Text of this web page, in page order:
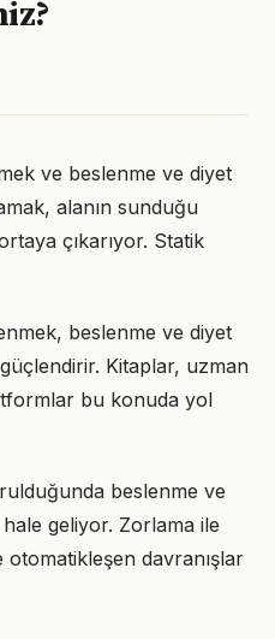
ve beslenme ve diyet
alanın sunduğu
çıkarıyor. Statik
beslenme ve diyet
Kitaplar, uzman
bu konuda yol
beslenme ve
geliyor. Zorlama ile
otomatikleşen davranışlar